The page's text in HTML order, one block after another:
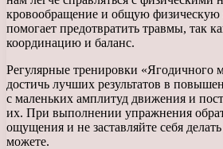
кровообращение и общую физическую
помогает предотвратить травмы, так
координацию и баланс.
Регулярные тренировки «Ягодичного
достичь лучших результатов в
с маленьких амплитуд движения и
их. При выполнении упражнения
ощущения и не заставляйте себя
можете.